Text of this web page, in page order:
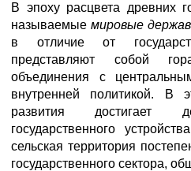
В эпоху расцвета древних
называемые мировые
в отличие от
представляют собой
объединения с
внутренней политикой. В
развития достигает
государственного
сельская территория
государственного сектора,